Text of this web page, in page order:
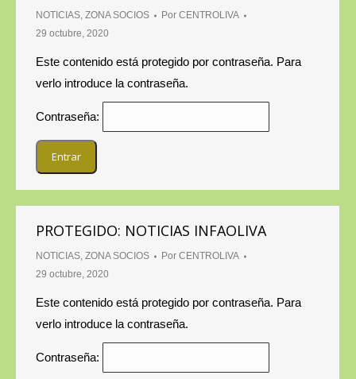
NOTICIAS, ZONA SOCIOS Por CENTROLIVA
29 octubre, 2020
Este contenido está protegido por contraseña. Para
verlo introduce la contraseña.
Contraseña:
PROTEGIDO: NOTICIAS INFAOLIVA
NOTICIAS, ZONA SOCIOS Por CENTROLIVA
29 octubre, 2020
Este contenido está protegido por contraseña. Para
verlo introduce la contraseña.
Contraseña: